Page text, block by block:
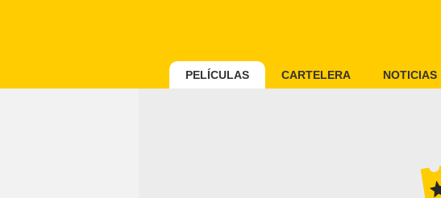
PELÍCULAS CARTELERA NOTICIAS